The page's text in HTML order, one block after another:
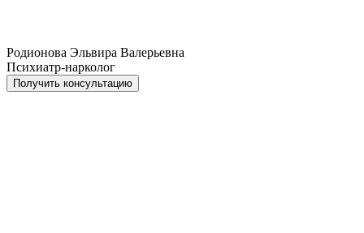
Родионова Эльвира Валерьевна
Психиатр-нарколог
Получить консультацию